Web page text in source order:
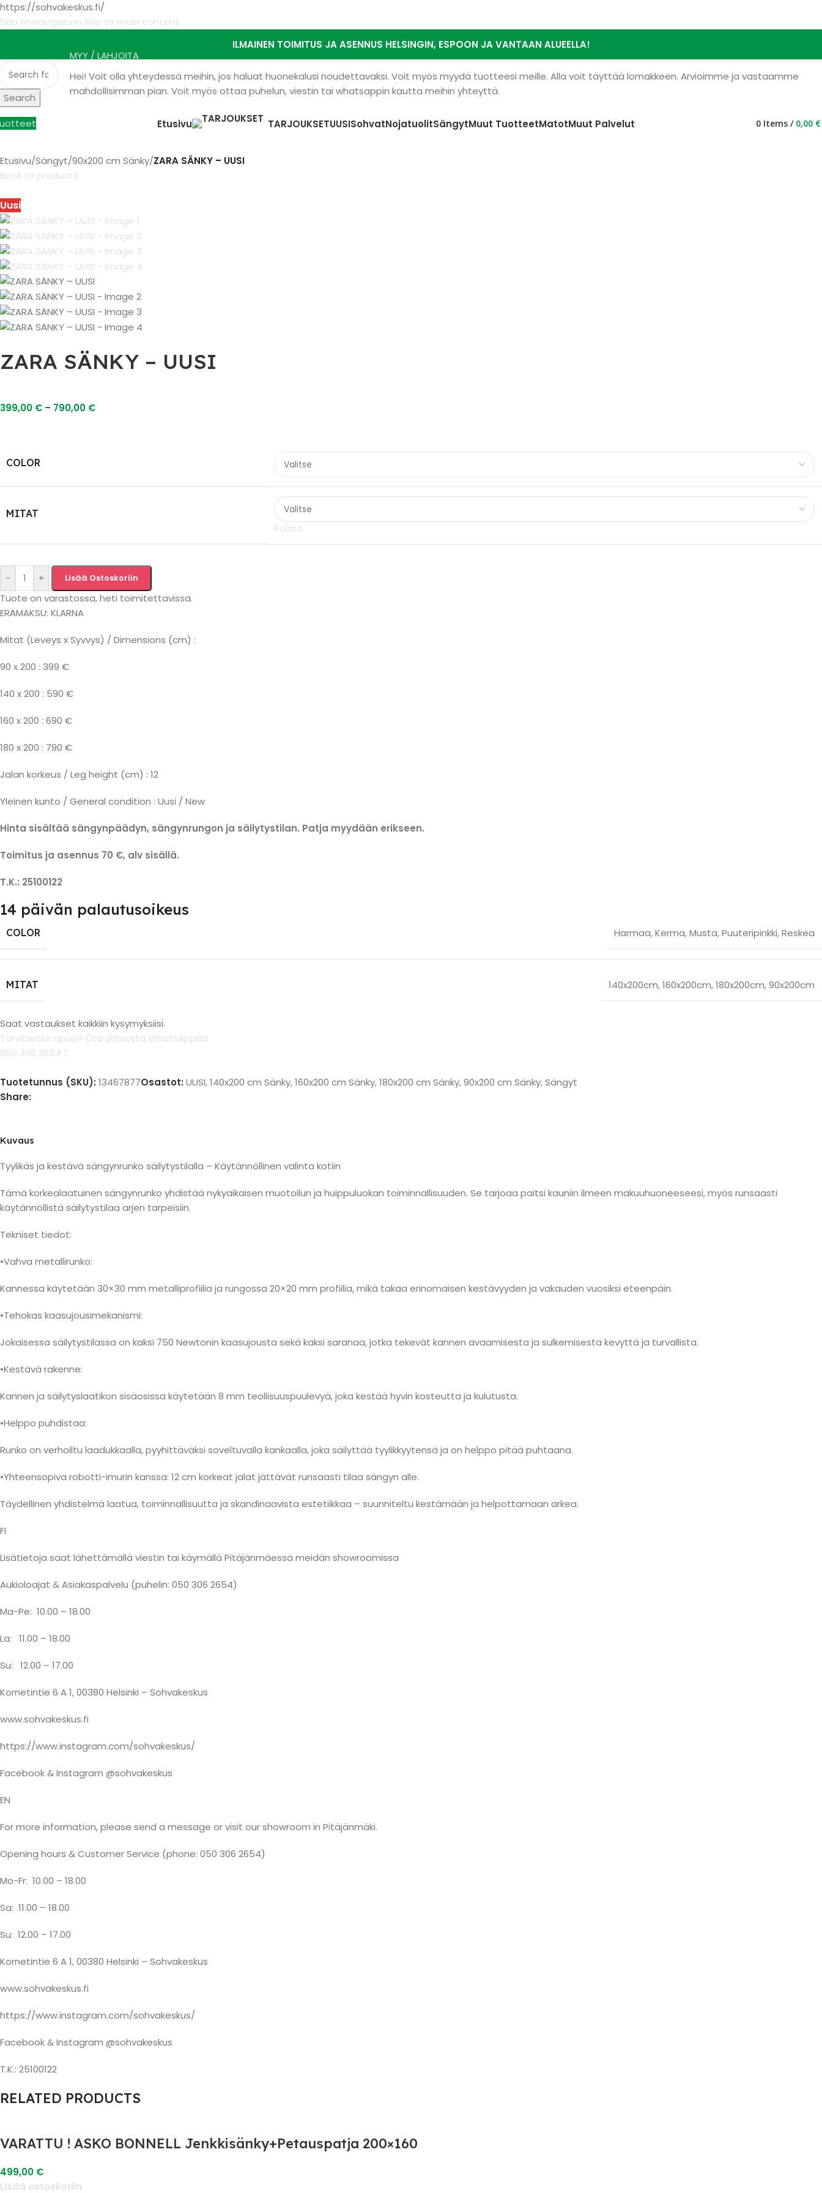
https://sohvakeskus.fi/
Skip to navigation Skip to main content
ILMAINEN TOIMITUS JA ASENNUS HELSINGIN, ESPOON JA VANTAAN ALUEELLA!
Search
MYY / LAHJOITA
Hei! Voit olla yhteydessä meihin, jos haluat huonekalusi noudettavaksi. Voit myös myydä tuotteesi meille. Alla voit täyttää lomakkeen. Arvioimme ja vastaamme
mahdollisimman pian. Voit myös ottaa puhelun, viestin tai whatsappin kautta meihin yhteyttä.
Etusivu TARJOUKSETUUSISohvatNojatuolitSängytMuut TuotteetMatotMuut Palvelut 0 Items / 0,00 €
Etusivu/Sängyt/90x200 cm Sänky/ZARA SÄNKY – UUSI
Back to products
Uusi
ZARA SÄNKY – UUSI
399,00 € – 790,00 €
COLOR
MITAT
Poista
- + Lisää Ostoskoriin
Tuote on varastossa, heti toimitettavissa.
ERÄMAKSU: KLARNA
Mitat (Leveys x Syvvys) / Dimensions (cm) :
90 x 200 : 399 €
140 x 200 : 590 €
160 x 200 : 690 €
180 x 200 : 790 €
Jalan korkeus / Leg height (cm) : 12
Yleinen kunto / General condition : Uusi / New
Hinta sisältää sängynpäädyn, sängynrungon ja säilytystilan. Patja myydään erikseen.
Toimitus ja asennus 70 €, alv sisällä.
T.K.: 25100122
14 päivän palautusoikeus
COLOR Harmaa,Kerma,Musta,Puuteripinkki,Reskea
MITAT 140x200cm,160x200cm,180x200cm,90x200cm
Saat vastaukset kaikkiin kysymyksiisi.
Tarvitsetko apua? Ota yhteyttä WhatsAppilla
050 306 2654
Tuotetunnus (SKU): 13467877Osastot: UUSI,140x200 cm Sänky,160x200 cm Sänky,180x200 cm Sänky,90x200 cm Sänky,Sängyt
Share:
Kuvaus
Tyylikäs ja kestävä sängynrunko säilytystilalla – Käytännöllinen valinta kotiin
Tämä korkealaatuinen sängynrunko yhdistää nykyaikaisen muotoilun ja huippuluokan toiminnallisuuden. Se tarjoaa paitsi kauniin ilmeen makuuhuoneeseesi, myös runsaasti
käytännöllistä säilytystilaa arjen tarpeisiin.
Tekniset tiedot:
•Vahva metallirunko:
Kannessa käytetään 30×30 mm metalliprofiilia ja rungossa 20×20 mm profiilia, mikä takaa erinomaisen kestävyyden ja vakauden vuosiksi eteenpäin.
•Tehokas kaasujousimekanismi:
Jokaisessa säilytystilassa on kaksi 750 Newtonin kaasujousta sekä kaksi saranaa, jotka tekevät kannen avaamisesta ja sulkemisesta kevyttä ja turvallista.
•Kestävä rakenne:
Kannen ja säilytyslaatikon sisäosissa käytetään 8 mm teollisuuspuulevyä, joka kestää hyvin kosteutta ja kulutusta.
•Helppo puhdistaa:
Runko on verhoiltu laadukkaalla, pyyhittäväksi soveltuvalla kankaalla, joka säilyttää tyylikkyytensä ja on helppo pitää puhtaana.
•Yhteensopiva robotti-imurin kanssa: 12 cm korkeat jalat jättävät runsaasti tilaa sängyn alle.
Täydellinen yhdistelmä laatua, toiminnallisuutta ja skandinaavista estetiikkaa – suunniteltu kestämään ja helpottamaan arkea.
FI
Lisätietoja saat lähettämällä viestin tai käymällä Pitäjänmäessä meidän showroomissa
Aukioloajat & Asiakaspalvelu (puhelin: 050 306 2654)
Ma-Pe: 10.00 – 18.00
La: 11.00 – 18.00
Su: 12.00 – 17.00
Kornetintie 6 A 1, 00380 Helsinki – Sohvakeskus
www.sohvakeskus.fi
https://www.instagram.com/sohvakeskus/
Facebook & Instagram @sohvakeskus
EN
For more information, please send a message or visit our showroom in Pitäjänmäki.
Opening hours & Customer Service (phone: 050 306 2654)
Mo-Fr: 10.00 – 18.00
Sa: 11.00 – 18.00
Su: 12.00 – 17.00
Kornetintie 6 A 1, 00380 Helsinki – Sohvakeskus
www.sohvakeskus.fi
https://www.instagram.com/sohvakeskus/
Facebook & Instagram @sohvakeskus
T.K.: 25100122
RELATED PRODUCTS
VARATTU ! ASKO BONNELL Jenkkisänky+Petauspatja 200×160
499,00 €
Lisää ostoskoriin